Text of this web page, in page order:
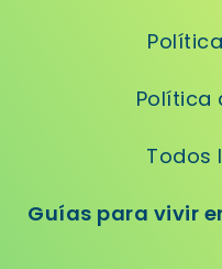
Política
Todos
Guías para vivir